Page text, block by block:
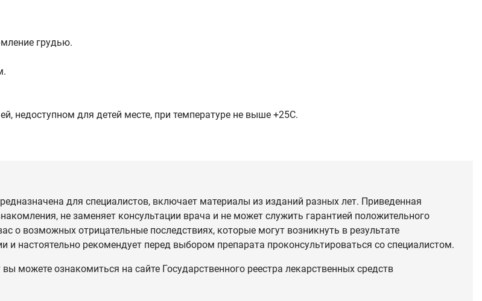
грудью.
недоступном для детей месте, при температуре не выше +25C.
для специалистов, включает материалы из изданий разных лет. Приведенная
не заменяет консультации врача и не может служить гарантией положительного
о возможных отрицательные последствиях, которые могут возникнуть в результате
настоятельно рекомендует перед выбором препарата проконсультироваться со специалистом.
можете ознакомиться на сайте Государственного реестра лекарственных средств